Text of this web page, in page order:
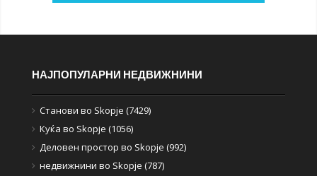
НАЈПОПУЛАРНИ НЕДВИЖНИНИ
Станови во Skopje (7429)
Куќа во Skopje (1056)
Деловен простор во Skopje (992)
недвижнини во Skopje (787)